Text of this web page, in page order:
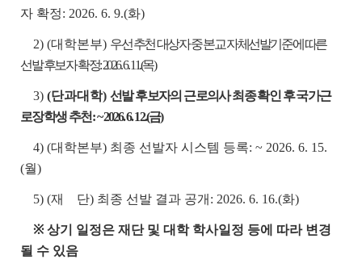
자 확정: 2026. 6. 9.(화)
2) (대학본부) 우선 추천 대상자 중 본교 자체선발기준에 따른
선발 후보자 확정: 2026. 6. 11.(목)
3) (단과대학) 선발 후보자의 근로의사 최종 확인 후 국가근
로장학생 추천:~ 2026. 6. 12.(금)
4) (대학본부) 최종 선발자 시스템 등록: ~ 2026. 6. 15.
(월)
5) (재 단) 최종 선발 결과 공개: 2026. 6. 16.(화)
※ 상기 일정은 재단 및 대학 학사일정 등에 따라 변경
될 수 있음